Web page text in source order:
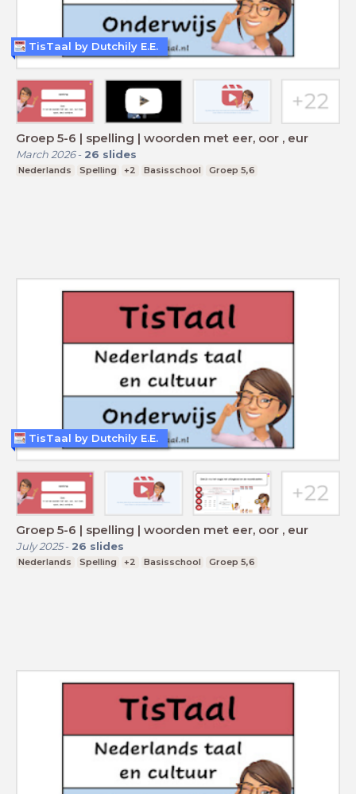
Groep 5-6 | spelling | woorden met eer, oor , eur
March 2026- 26 slides
Nederlands Spelling +2 Basisschool Groep 5,6
TisTaal by Dutchily E.E.
Groep 5-6 | spelling | woorden met eer, oor , eur
July 2025- 26 slides
Nederlands Spelling +2 Basisschool Groep 5,6
TisTaal by Dutchily E.E.